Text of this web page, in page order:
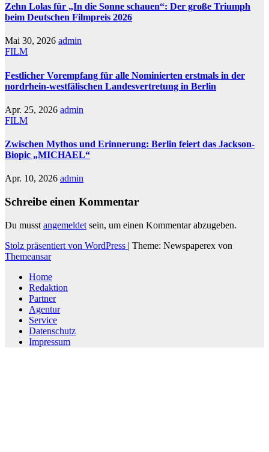
Zehn Lolas für „In die Sonne schauen“: Der große Triumph
beim Deutschen Filmpreis 2026
Mai 30, 2026 admin
FILM
Festlicher Vorempfang für alle Nominierten erstmals in der
nordrhein-westfälischen Landesvertretung in Berlin
Apr. 25, 2026 admin
FILM
Zwischen Mythos und Erinnerung: Berlin feiert das Jackson-
Biopic „MICHAEL“
Apr. 10, 2026 admin
Schreibe einen Kommentar
Du musst angemeldet sein, um einen Kommentar abzugeben.
Stolz präsentiert von WordPress | Theme: Newspaperex von
Themeansar
Home
Redaktion
Partner
Agentur
Service
Datenschutz
Impressum